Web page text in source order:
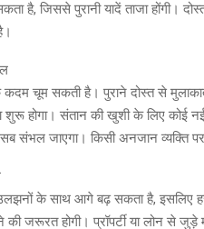
है, जिससे पुरानी यादें ताजा होंगी।
चूम सकती है। पुराने दोस्त से
शुरू होगा। संतान की खुशी के लिए कोई
संभल जाएगा। किसी अनजान
के साथ आगे बढ़ सकता है, इसलिए
जरूरत होगी। प्रॉपर्टी या लोन से जुड़े